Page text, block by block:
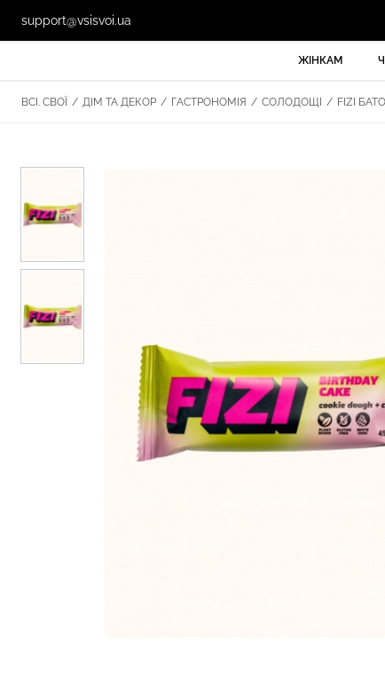
support@vsisvoi.ua
ЖІНКАМ
ВСІ. СВОЇ / ДІМ ТА ДЕКОР / ГАСТРОНОМІЯ / СОЛОДОЩІ / FIZI